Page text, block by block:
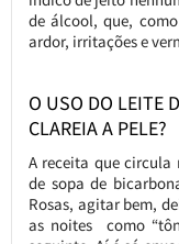
de álcool, que,
ardor, irritações e
O USO DO LEITE
CLAREIA A PELE?
A receita que
de sopa de
Rosas, agitar bem,
as noites como